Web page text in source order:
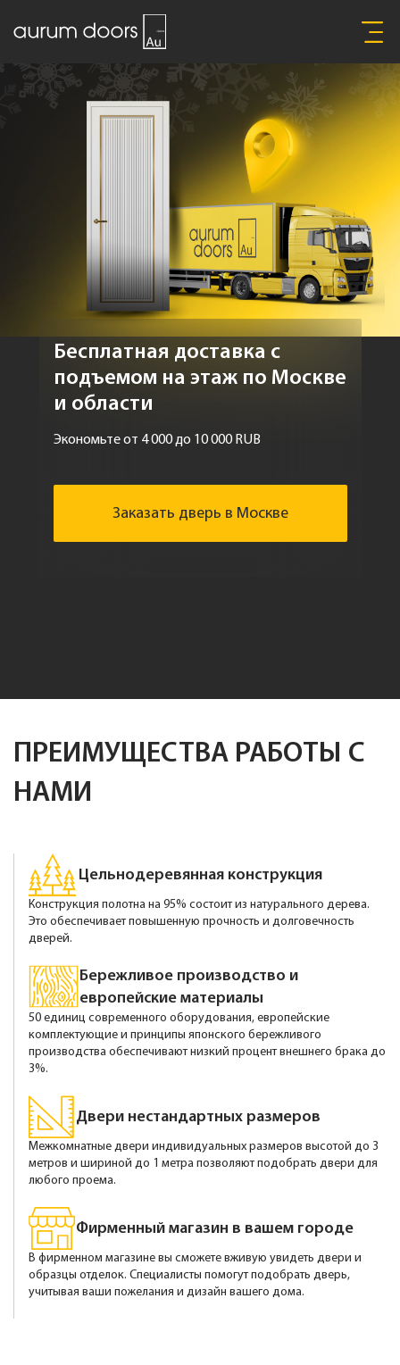
Бесплатная доставка с
подъемом на этаж по Москве
и области
Экономьте от 4 000 до 10 000 RUB
Заказать дверь в Москве
ПРЕИМУЩЕСТВА РАБОТЫ С
НАМИ
Цельнодеревянная конструкция
Конструкция полотна на 95% состоит из натурального дерева.
Это обеспечивает повышенную прочность и долговечность
дверей.
Бережливое производство и
европейские материалы
50 единиц современного оборудования, европейские
комплектующие и принципы японского бережливого
производства обеспечивают низкий процент внешнего брака до
3%.
Двери нестандартных размеров
Межкомнатные двери индивидуальных размеров высотой до 3
метров и шириной до 1 метра позволяют подобрать двери для
любого проема.
Фирменный магазин в вашем городе
В фирменном магазине вы сможете вживую увидеть двери и
образцы отделок. Специалисты помогут подобрать дверь,
учитывая ваши пожелания и дизайн вашего дома.